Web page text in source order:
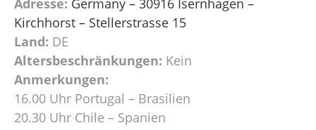
Kirchhorst – Stellerstrasse 15
Land: DE
Altersbeschränkungen: Kein
Anmerkungen:
16.00 Uhr Portugal – Brasilien
20.30 Uhr Chile – Spanien